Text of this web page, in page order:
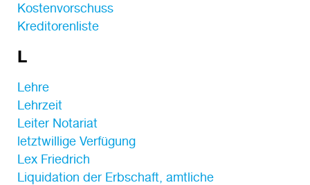
Kostenvorschuss
Kreditorenliste
L
Lehre
Lehrzeit
Leiter Notariat
letztwillige Verfügung
Lex Friedrich
Liquidation der Erbschaft, amtliche